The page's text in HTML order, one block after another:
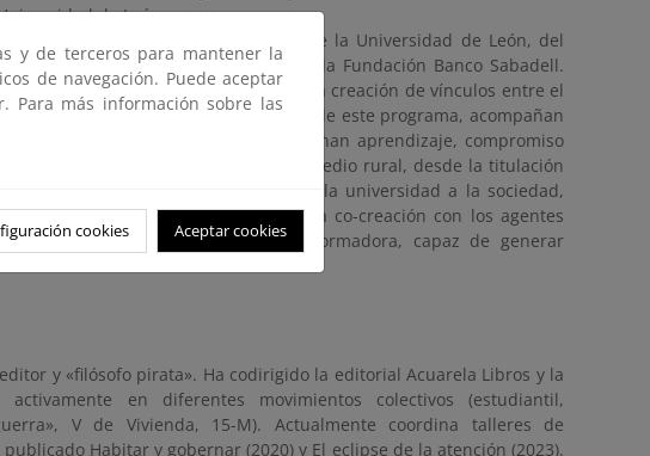
de León..
en 2020, el programa RALBAR de la Universidad de León, del
Social, en colaboración con la Fundación Banco Sabadell.
a la dinamización rural y a la creación de vínculos entre el
rurales de la provincia. A través de este programa, acompañan
de dinamización rural, que combinan aprendizaje, compromiso
y al fortalecimiento del medio rural, desde la titulación
han trabajado para acercar la universidad a la sociedad,
la teoría con la práctica y fomentan la co-creación con los agentes
y debe ser una herramienta transformadora, capaz de generar
y «filósofo pirata». Ha codirigido la editorial Acuarela Libros y la
en diferentes movimientos colectivos (estudiantil,
V de Vivienda, 15-M). Actualmente coordina talleres de
Habitar y gobernar (2020) y El eclipse de la atención (2023).
y de terceros para mantener la
de navegación. Puede aceptar
Para más información sobre las
cookies Aceptar cookies